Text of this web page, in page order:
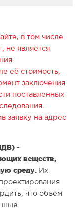
в том числе
не является
её стоимость,
заключения
поставленных
заявку на адрес
-
веществ,
среду. Их
что объем